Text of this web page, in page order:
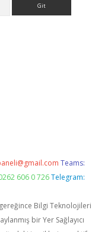
Teams:
606 0 726 Telegram:
gereğince Bilgi Teknolojileri
bir Yer Sağlayıcı